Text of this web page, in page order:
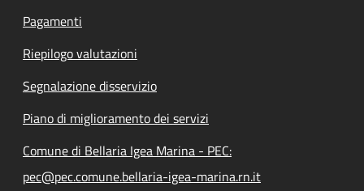
Pagamenti
Riepilogo valutazioni
Segnalazione disservizio
Piano di miglioramento dei servizi
Comune di Bellaria Igea Marina - PEC:
pec@pec.comune.bellaria-igea-marina.rn.it